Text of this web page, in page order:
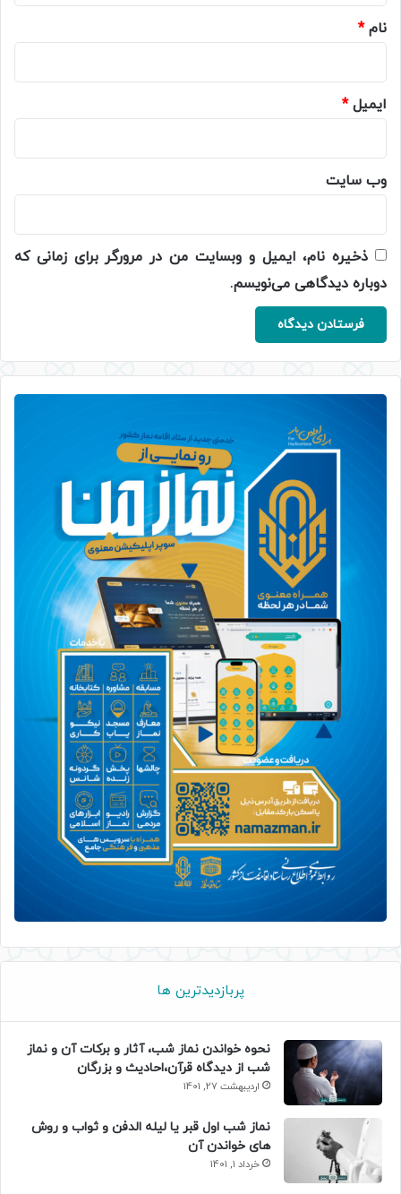
نام*
ایمیل*
وب‌ سایت
ذخیره نام، ایمیل و وبسایت من در مرورگر برای زمانی که
دوباره دیدگاهی می‌نویسم.
پربازدیدترین ها
نحوه خواندن نماز شب، آثار و برکات آن و نماز
شب از دیدگاه قرآن،احادیث و بزرگان
اردیبهشت 27, 1401
نماز شب اول قبر یا لیله الدفن و ثواب و روش
های خواندن آن
خرداد 1, 1401